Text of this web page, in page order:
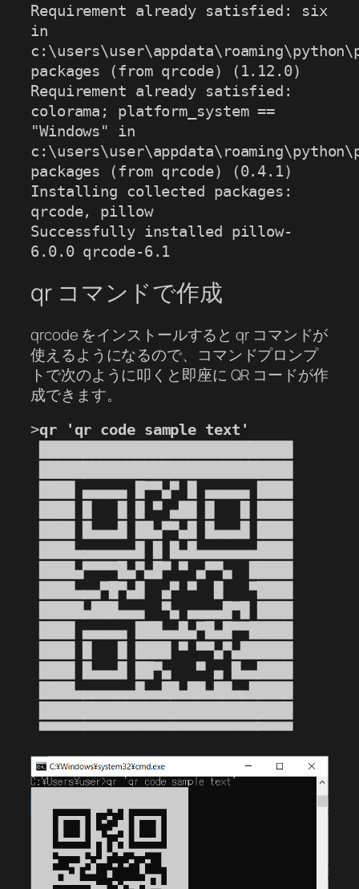
Requirement already satisfied: six
in
packages (from qrcode) (1.12.0)
Requirement already satisfied:
colorama; platform_system ==
"Windows" in
packages (from qrcode) (0.4.1)
Installing collected packages:
qrcode, pillow
Successfully installed pillow-
6.0.0 qrcode-6.1
qr コマンドで作成
qrcode をインストールすると qr コマンドが
使えるようになるので、コマンドプロンプ
トで次のように叩くと即座に QR コードが作
成できます。
>qr 'qr code sample text'
▀▀▀▀▀▀▀▀▀▀▀▀▀▀▀▀▀▀▀▀▀▀▀▀▀▀▀▀▀